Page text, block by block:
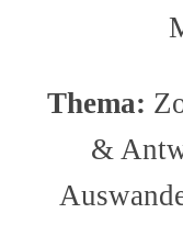
Thema:
&